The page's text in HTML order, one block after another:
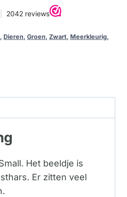
, Dieren, Groen, Zwart, Meerkleurig,
Het beeldje is
Er zitten veel